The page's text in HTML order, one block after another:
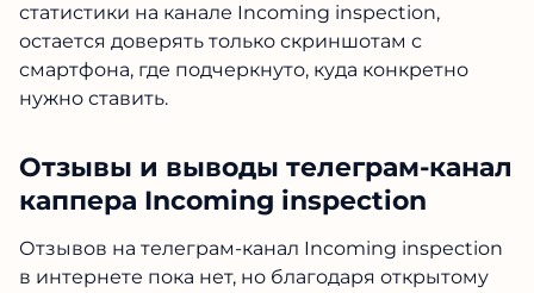
статистики на канале Incoming inspection,
остается доверять только скриншотам с
смартфона, где подчеркнуто, куда конкретно
нужно ставить.
Отзывы и выводы телеграм-канал
каппера Incoming inspection
Отзывов на телеграм-канал Incoming inspection
в интернете пока нет, но благодаря открытому